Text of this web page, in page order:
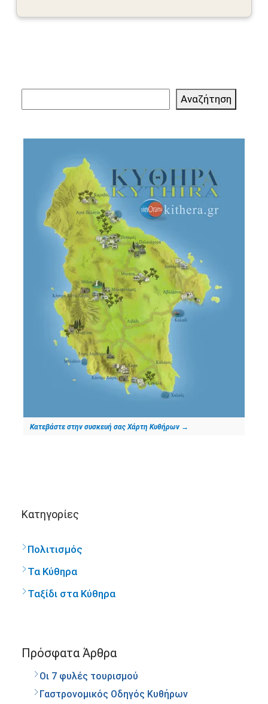
Αναζήτηση
Κατεβάστε στην συσκευή σας Χάρτη Κυθήρων →
Kατηγορίες
Πολιτισμός
Τα Κύθηρα
Ταξίδι στα Κύθηρα
Πρόσφατα Άρθρα
Οι 7 φυλές τουρισμού
Γαστρονομικός Οδηγός Κυθήρων